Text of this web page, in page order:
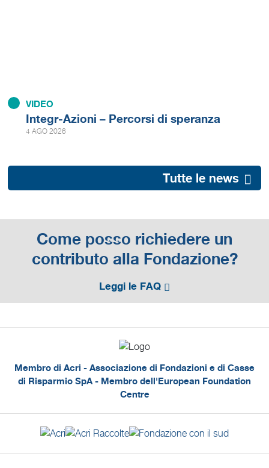
VIDEO
Integr-Azioni – Percorsi di speranza
4 AGO 2026
Tutte le news
Come posso richiedere un
contributo alla Fondazione?
Leggi le FAQ
Membro di Acri - Associazione di Fondazioni e di Casse
di Risparmio SpA - Membro dell'European Foundation
Centre